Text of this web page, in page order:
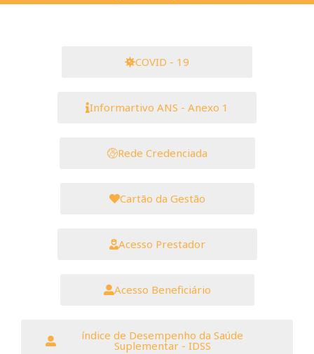
COVID - 19
Informartivo ANS - Anexo 1
Rede Credenciada
Cartão da Gestão
Acesso Prestador
Acesso Beneficiário
índice de Desempenho da Saúde
Suplementar - IDSS